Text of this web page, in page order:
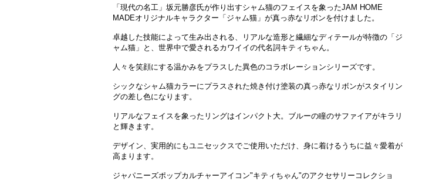
「現代の名工」坂元勝彦氏が作り出すシャム猫のフェイスを象ったJAM HOME
MADEオリジナルキャラクター「ジャム猫」が真っ赤なリボンを付けました。
卓越した技能によって生み出される、リアルな造形と繊細なディテールが特徴の「ジ
ャム猫」と、世界中で愛されるカワイイの代名詞キティちゃん。
人々を笑顔にする温かみをプラスした異色のコラボレーションシリーズです。
シックなシャム猫カラーにプラスされた焼き付け塗装の真っ赤なリボンがスタイリン
グの差し色になります。
リアルなフェイスを象ったリングはインパクト大。ブルーの瞳のサファイアがキラリ
と輝きます。
デザイン、実用的にもユニセックスでご使用いただけ、身に着けるうちに益々愛着が
高まります。
ジャパニーズポップカルチャーアイコン"キティちゃん"のアクセサリーコレクショ